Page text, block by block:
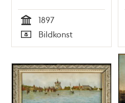
Tid
1897
Typ
Bildkonst